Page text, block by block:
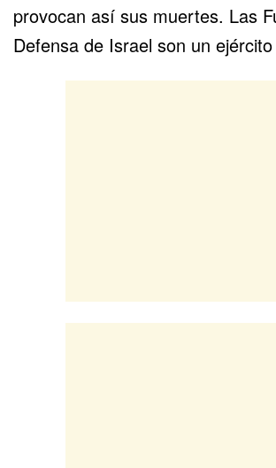
provocan así sus muertes. Las
Defensa de Israel son un ejército